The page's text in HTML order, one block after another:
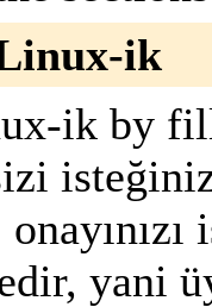
ik
ik by
isteğiniz
yani